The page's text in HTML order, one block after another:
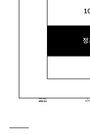
강연실姜姸實
가톨릭대 박사